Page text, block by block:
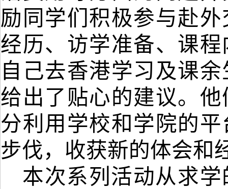
励同学们积极参与赴
经历、访学准备、课
自己去香港学习及课
给出了贴心的建议。
分利用学校和学院的
步伐，收获新的体会和
本次系列活动从求